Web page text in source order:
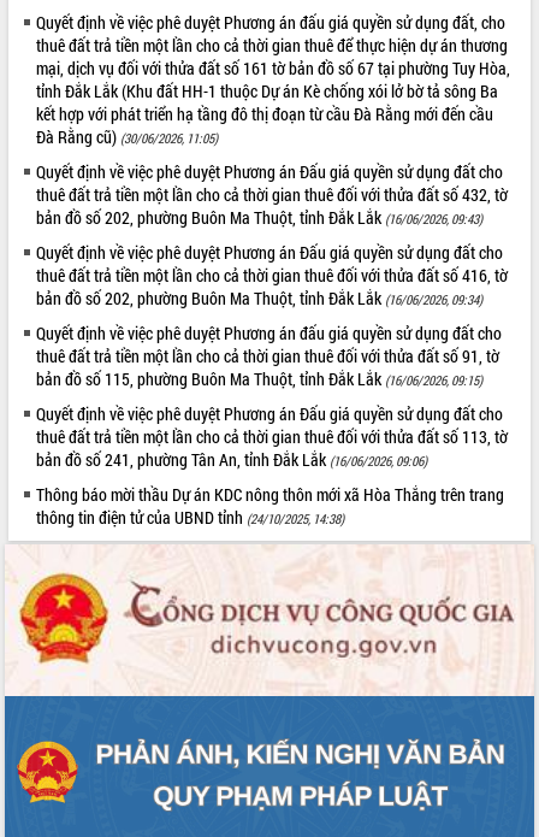
LIÊN KẾT WEB
THỐNG KÊ TRUY CẬP
Hôm nay: 4914
66017654
Quyết định về việc phê duyệt Phương án đấu giá quyền sử dụng đất, cho
thuê đất trả tiền một lần cho cả thời gian thuê để thực hiện dự án thương
mại, dịch vụ đối với thửa đất số 161 tờ bản đồ số 67 tại phường Tuy Hòa,
tỉnh Đắk Lắk (Khu đất HH-1 thuộc Dự án Kè chống xói lở bờ tả sông Ba
kết hợp với phát triển hạ tầng đô thị đoạn từ cầu Đà Rằng mới đến cầu
Đà Rằng cũ) (30/06/2026, 11:05)
Quyết định về việc phê duyệt Phương án Đấu giá quyền sử dụng đất cho
thuê đất trả tiền một lần cho cả thời gian thuê đối với thửa đất số 432, tờ
bản đồ số 202, phường Buôn Ma Thuột, tỉnh Đắk Lắk (16/06/2026, 09:43)
Quyết định về việc phê duyệt Phương án Đấu giá quyền sử dụng đất cho
thuê đất trả tiền một lần cho cả thời gian thuê đối với thửa đất số 416, tờ
bản đồ số 202, phường Buôn Ma Thuột, tỉnh Đắk Lắk (16/06/2026, 09:34)
Quyết định về việc phê duyệt Phương án đấu giá quyền sử dụng đất cho
thuê đất trả tiền một lần cho cả thời gian thuê đối với thửa đất số 91, tờ
bản đồ số 115, phường Buôn Ma Thuột, tỉnh Đắk Lắk (16/06/2026, 09:15)
Quyết định về việc phê duyệt Phương án Đấu giá quyền sử dụng đất cho
thuê đất trả tiền một lần cho cả thời gian thuê đối với thửa đất số 113, tờ
bản đồ số 241, phường Tân An, tỉnh Đắk Lắk (16/06/2026, 09:06)
Thông báo mời thầu Dự án KDC nông thôn mới xã Hòa Thắng trên trang
thông tin điện tử của UBND tỉnh (24/10/2025, 14:38)